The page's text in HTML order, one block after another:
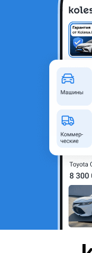
ВАЗ (Lada) Lada 2131
Объявление
Поколение
Объем двигателя, л
Пробег